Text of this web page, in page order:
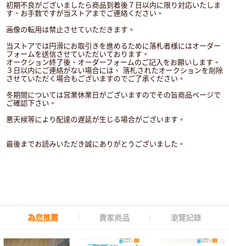
初期不良がございましたら商品到着後７日以内に限り対応いたしま
す、お手数ですが当ストアまでご連絡ください。
画像の転用は禁止させていただきます。
当ストアでは円滑にお取引きを進めるために落札者様にはオーダー
フォームを送信させていただいております。
オークション終了後、オーダーフォームのご記入をお願いします。
３日以内にご連絡がない場合には、 落札されたオークションを削除
させていただく場合もございますのでご了承ください。
冬期間については営業休業日がございますのでその旨商品ページで
ご確認下さい。
悪天候等により配達の遅延が生じる場合がございます。
最後までお読みいただき誠にありがとうございました。
為您推薦 賣家商品 瀏覽記錄